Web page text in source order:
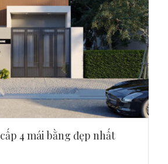
4 mái bằng đẹp nhất